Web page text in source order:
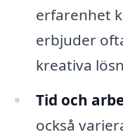
erfarenhet
erbjuder
kreativa
Tid och
också